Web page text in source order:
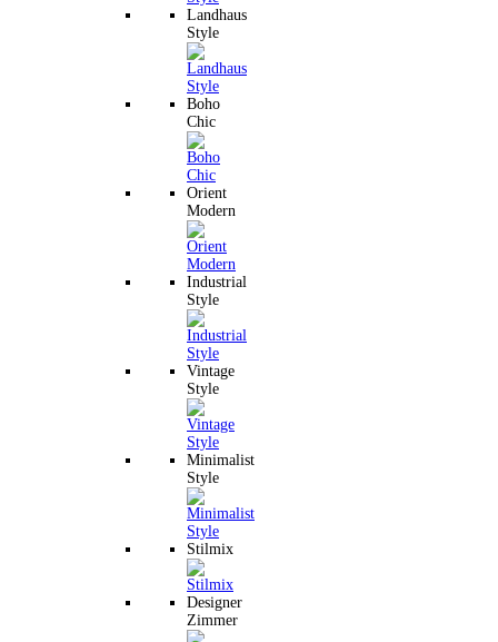
Landhaus
Style
Boho
Chic
Orient
Modern
Industrial
Style
Vintage
Style
Minimalist
Style
Stilmix
Designer
Zimmer